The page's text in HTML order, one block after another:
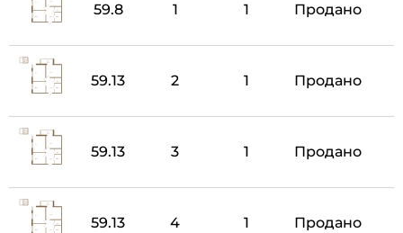
59.8 1 1 Продано
59.13 2 1 Продано
59.13 3 1 Продано
59.13 4 1 Продано